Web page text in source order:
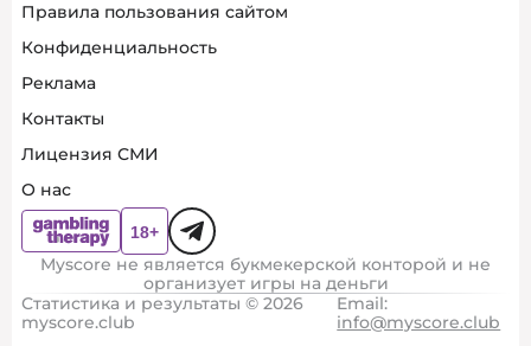
Правила пользования сайтом
Конфиденциальность
Реклама
Контакты
Лицензия СМИ
О нас
Myscore не является букмекерской конторой и не
организует игры на деньги
Статистика и результаты © 2026
myscore.club
Email:
info@myscore.club